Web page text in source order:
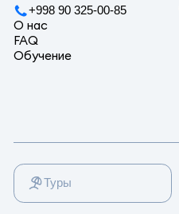
+998 90 325-00-85
О нас
FAQ
Обучение
Туры